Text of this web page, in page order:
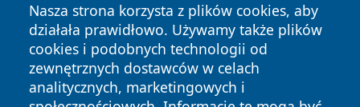
Nasza strona korzysta z plików cookies, aby
działała prawidłowo. Używamy także plików
cookies i podobnych technologii od
zewnętrznych dostawców w celach
analitycznych, marketingowych i
Copyright © 2026 24piaseczno.pl Wszystkie prawa
zastrzeżone.